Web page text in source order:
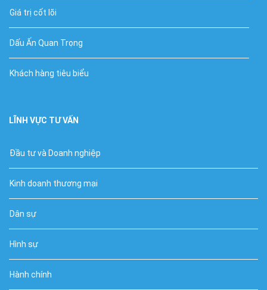
Giá trị cốt lõi
Dấu Ấn Quan Trọng
Khách hàng tiêu biểu
LĨNH VỰC TƯ VẤN
Đầu tư và Doanh nghiệp
Kinh doanh thương mại
Dân sự
Hình sự
Hành chính